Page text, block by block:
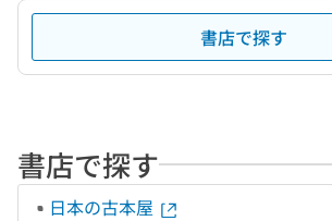
書店で探す
書店で探す
日本の古本屋